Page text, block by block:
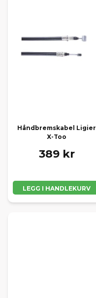
Håndbremskabel Ligier
X-Too
389 kr
LEGG I HANDLEKURV